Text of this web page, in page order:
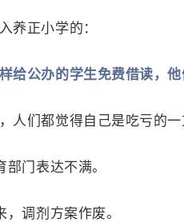
养正小学的：
给公办的学生免费借读，他
人们都觉得自己是吃亏的一
门表达不满。
调剂方案作废。